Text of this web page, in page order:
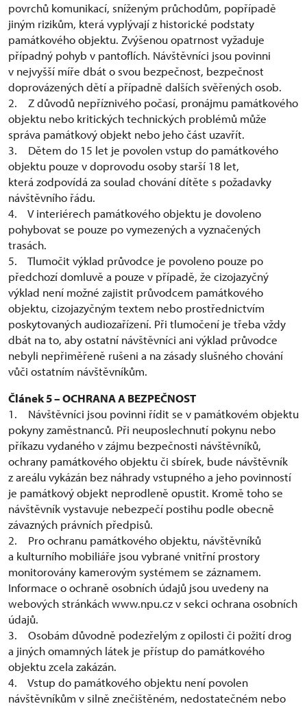
povrchů komunikací, sníženým průchodům, popřípadě
jiným rizikům, která vyplývají z historické podstaty
památkového objektu. Zvýšenou opatrnost vyžaduje
případný pohyb v pantoflích. Návštěvníci jsou povinni
v nejvyšší míře dbát o svou bezpečnost, bezpečnost
doprovázených dětí a případně dalších svěřených osob.
2. Z důvodů nepříznivého počasí, pronájmu památkového
objektu nebo kritických technických problémů může
správa památkový objekt nebo jeho část uzavřít.
3. Dětem do 15 let je povolen vstup do památkového
objektu pouze v doprovodu osoby starší 18 let,
která zodpovídá za soulad chování dítěte s požadavky
návštěvního řádu.
4. V interiérech památkového objektu je dovoleno
pohybovat se pouze po vymezených a vyznačených
trasách.
5. Tlumočit výklad průvodce je povoleno pouze po
předchozí domluvě a pouze v případě, že cizojazyčný
výklad není možné zajistit průvodcem památkového
objektu, cizojazyčným textem nebo prostřednictvím
poskytovaných audiozařízení. Při tlumočení je třeba vždy
dbát na to, aby ostatní návštěvníci ani výklad průvodce
nebyli nepřiměřeně rušeni a na zásady slušného chování
vůči ostatním návštěvníkům.
Článek 5 – OCHRANA A BEZPEČNOST
1. Návštěvníci jsou povinni řídit se v památkovém objektu
pokyny zaměstnanců. Při neuposlechnutí pokynu nebo
příkazu vydaného v zájmu bezpečnosti návštěvníků,
ochrany památkového objektu či sbírek, bude návštěvník
z areálu vykázán bez náhrady vstupného a jeho povinností
je památkový objekt neprodleně opustit. Kromě toho se
návštěvník vystavuje nebezpečí postihu podle obecně
závazných právních předpisů.
2. Pro ochranu památkového objektu, návštěvníků
a kulturního mobiliáře jsou vybrané vnitřní prostory
monitorovány kamerovým systémem se záznamem.
Informace o ochraně osobních údajů jsou uvedeny na
webových stránkách www.npu.cz v sekci ochrana osobních
údajů.
3. Osobám důvodně podezřelým z opilosti či požití drog
a jiných omamných látek je přístup do památkového
objektu zcela zakázán.
4. Vstup do památkového objektu není povolen
návštěvníkům v silně znečištěném, nedostatečném nebo